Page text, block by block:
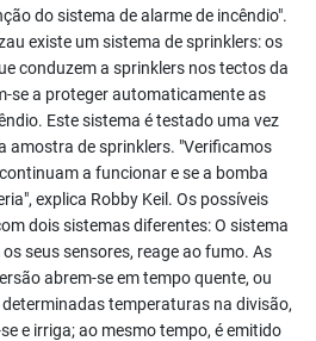
do sistema de alarme de incêndio".
existe um sistema de sprinklers: os
conduzem a sprinklers nos tectos da
se a proteger automaticamente as
Este sistema é testado uma vez
amostra de sprinklers. "Verificamos
a funcionar e se a bomba
explica Robby Keil. Os possíveis
dois sistemas diferentes: O sistema
seus sensores, reage ao fumo. As
abrem-se em tempo quente, ou
temperaturas na divisão,
e irriga; ao mesmo tempo, é emitido